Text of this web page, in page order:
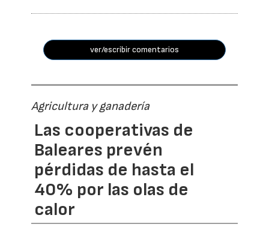
ver/escribir comentarios
Agricultura y ganadería
Las cooperativas de
Baleares prevén
pérdidas de hasta el
40% por las olas de
calor